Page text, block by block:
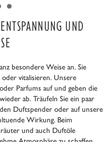
UND V
besondere Weise an. Sie
vitalisieren. Unsere
Parfums auf und geben die
ab. Träufeln Sie ein paar
Duftspender oder auf unsere
Wirkung. Beim
und auch Duftöle